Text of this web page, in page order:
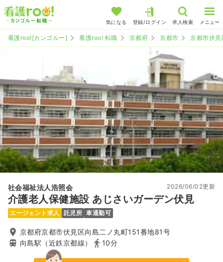
気になる 登録/ログイン 求人検索 メニュー
看護roo![カンゴルー] 看護roo! 転職 京都府 京都市 京都市伏見
社会福祉法人浩照会
介護老人保健施設 あじさいガーデン伏見
2026/06/02更新
エージェント求人 託児所 車通勤可
京都府京都市伏見区向島二ノ丸町151番地81号
向島駅（近鉄京都線）
10分